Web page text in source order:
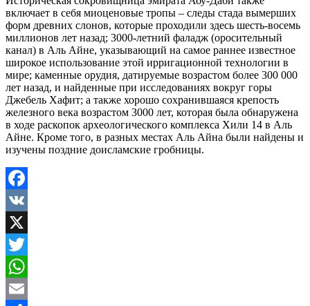
включает в себя миоценовые тропы – следы стада вымерших
форм древних слонов, которые проходили здесь шесть-восемь
миллионов лет назад; 3000-летний фаладж (оросительный
канал) в Аль Айне, указывающий на самое раннее известное
широкое использование этой ирригационной технологии в
мире; каменные орудия, датируемые возрастом более 300 000
лет назад, и найденные при исследованиях вокруг горы
Джебель Хафит; а также хорошо сохранившаяся крепость
железного века возрастом 3000 лет, которая была обнаружена
в ходе раскопок археологического комплекса Хили 14 в Аль
Айне. Кроме того, в разных местах Аль Айна были найдены и
изучены поздние доисламские гробницы.
Facebook
VK
X
Twitter
WhatsApp